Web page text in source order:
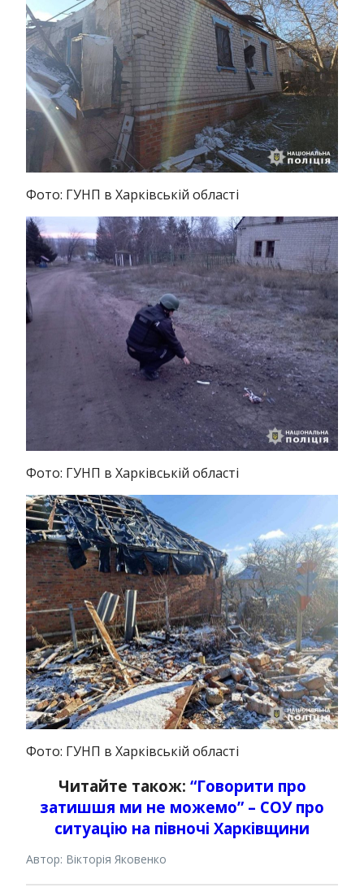
Фото: ГУНП в Харківській області
Фото: ГУНП в Харківській області
Фото: ГУНП в Харківській області
Читайте також: “Говорити про
затишшя ми не можемо” – СОУ про
ситуацію на півночі Харківщини
Автор: Вікторія Яковенко